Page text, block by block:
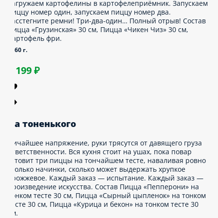
— не паста, а пицца. Филадельфия
с лососем, а с креветкой. Либо кто-то
с ума, либо классика больше не в моде
пора сумасшедших сочетаний и
Кто мы такие, чтобы судить? Ешь, что
Состав Пицца «Карбонара» 24 см,
г.
винта
картофелины в картофелеприёмник.
пиццу номер один, запускаем пиццу
два. Расстегните ремни! Три-два-один…
отрыв! Состав Пицца «Грузинскaя» 30
Пицца «Чикен Чиз» 30 см, Картофель